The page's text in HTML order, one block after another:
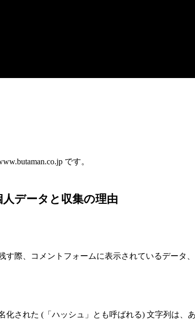
です。
データと収集の理由
す際、コメントフォームに表示されているデータ
化された (「ハッシュ」とも呼ばれる) 文字列は、